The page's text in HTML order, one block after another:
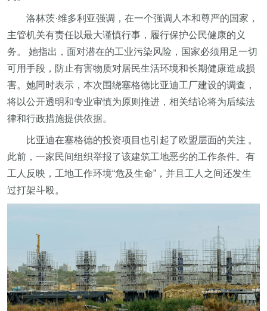
洛林茨·维多利亚强调，在一个强调人本和尊严的国家，
主管机关有责任以最大谨慎行事，履行保护公民健康的义
务。 她指出，面对潜在的工业污染风险，国家必须用足一切
可用手段，防止有害物质对居民生活环境和长期健康造成损
害。她同时表示，本次围绕塞格德比亚迪工厂建设的调查，
将以公开透明和专业审慎为原则推进，相关结论将为后续法
律和行政措施提供依据。
比亚迪在塞格德的投资项目也引起了欧盟层面的关注 。
此前，一家民间组织举报了该建筑工地恶劣的工作条件。有
工人反映，工地工作环境“危及生命”，并且工人之间还发生
过打架斗殴。